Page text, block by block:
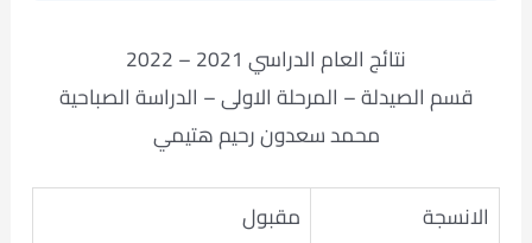
نتائج العام الدراسي 2021 – 2022
قسم الصيدلة – المرحلة الاولى – الدراسة الصباحية
محمد سعدون رحيم هتيمي
الانسجة
مقبول